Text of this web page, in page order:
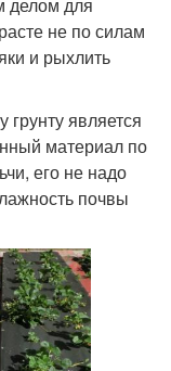
не по силам
и рыхлить
является
материал по
его не надо
почвы